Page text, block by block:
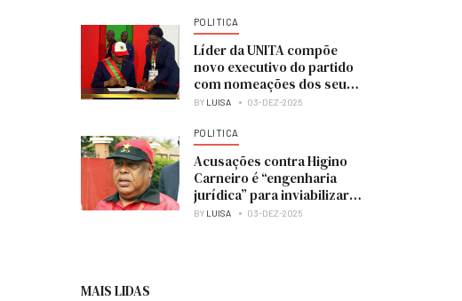
POLITICA
Líder da UNITA compõe
novo executivo do partido
com nomeações dos seus
membros
BY LUISA 03-DEZ-2025
POLITICA
Acusações contra Higino
Carneiro é “engenharia
jurídica” para inviabilizar
candidatura à presidência
BY LUISA 03-DEZ-2025
MAIS LIDAS